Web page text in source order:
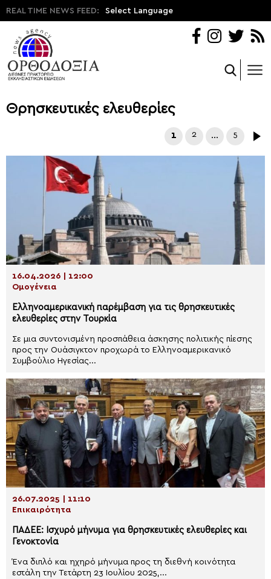
REAL TIME NEWS FEED: Select Language
Θρησκευτικές ελευθερίες
1 2 … 5
16.04.2026 | 12:00
Ομογένεια
Ελληνοαμερικανική παρέμβαση για τις θρησκευτικές
ελευθερίες στην Τουρκία
Σε μια συντονισμένη προσπάθεια άσκησης πολιτικής πίεσης
προς την Ουάσιγκτον προχωρά το Ελληνοαμερικανικό
Συμβούλιο Ηγεσίας...
26.07.2025 | 11:10
Επικαιρότητα
ΠΑΔΕΕ: Ισχυρό μήνυμα για θρησκευτικές ελευθερίες και
Γενοκτονία
Ένα διπλό και ηχηρό μήνυμα προς τη διεθνή κοινότητα
εστάλη την Τετάρτη 23 Ιουλίου 2025,...